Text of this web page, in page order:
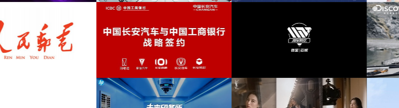
大提琴 (1)
驰放配乐
(1)
为2026“中国之选”全球精品咖啡生豆大赛提供
音乐版权
为岚图泰山X8上市发布会互动项目提供音乐